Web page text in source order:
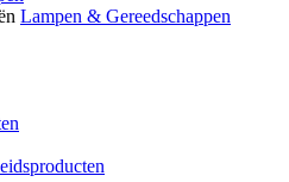
Lampen & Gereedschappen